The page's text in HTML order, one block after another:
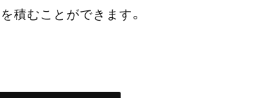
積むことができます。